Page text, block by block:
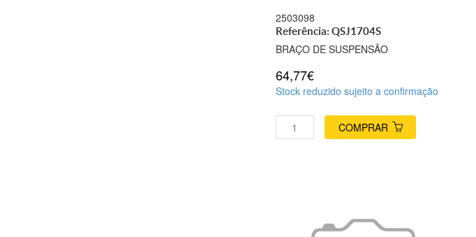
2503098
Referência: QSJ1704S
BRAÇO DE SUSPENSÃO
64,77€
Stock reduzido sujeito a confirmação
COMPRAR